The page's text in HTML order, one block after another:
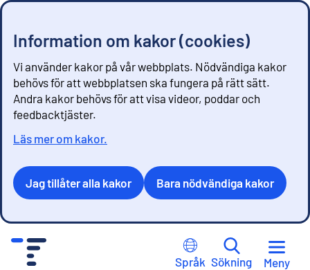
Information om kakor (cookies)
Vi använder kakor på vår webbplats. Nödvändiga kakor
behövs för att webbplatsen ska fungera på rätt sätt.
Andra kakor behövs för att visa videor, poddar och
feedbacktjäster.
Läs mer om kakor.
Jag tillåter alla kakor Bara nödvändiga kakor
Språk Sökning Meny